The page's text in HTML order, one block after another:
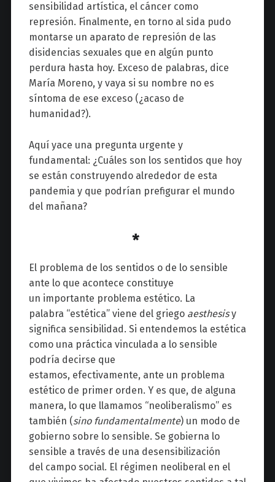
sensibilidad artística, el cáncer como
represión. Finalmente, en torno al sida pudo
montarse un aparato de represión de las
disidencias sexuales que en algún punto
perdura hasta hoy. Exceso de palabras, dice
María Moreno, y vaya si su nombre no es
síntoma de ese exceso (¿acaso de
humanidad?).
Aquí yace una pregunta urgente y
fundamental: ¿Cuáles son los sentidos que hoy
se están construyendo alrededor de esta
pandemia y que podrían prefigurar el mundo
del mañana?
*
El problema de los sentidos o de lo sensible
ante lo que acontece constituye
un importante problema estético. La
palabra “estética” viene del griego aesthesisy
significa sensibilidad. Si entendemos la estética
como una práctica vinculada a lo sensible
podría decirse que
estamos, efectivamente, ante un problema
estético de primer orden. Y es que, de alguna
manera, lo que llamamos “neoliberalismo” es
también (sino fundamentalmente) un modo de
gobierno sobre lo sensible. Se gobierna lo
sensible a través de una desensibilización
del campo social. El régimen neoliberal en el